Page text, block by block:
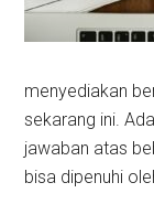
menyediakan
sekarang ini.
jawaban atas
bisa dipenuhi